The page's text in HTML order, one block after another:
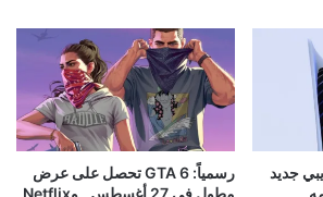
جديد
رسمياً: GTA 6 تحصل على عرض
مطول في 27 أغسطس.. وNetflix